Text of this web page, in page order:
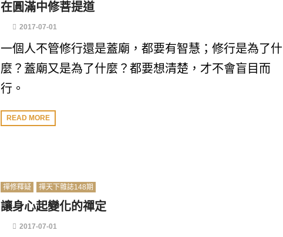
在圓滿中修菩提道
2017-07-01
一個人不管修行還是蓋廟，都要有智慧；修行是為了什
麼？蓋廟又是為了什麼？都要想清楚，才不會盲目而
行。
READ MORE
禪修釋疑 禪天下雜誌148期
讓身心起變化的禪定
2017-07-01